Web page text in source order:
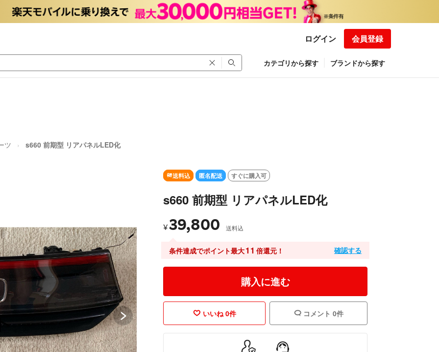
ログイン 会員登録
カテゴリから探す ブランドから探す
ツ s660 前期型 リアパネルLED化
送料込 匿名配送 すぐに購入可
s660 前期型 リアパネルLED化
¥39,800 送料込
条件達成でポイント最大11 倍還元！ 確認する
購入に進む
いいね 0件 コメント 0件